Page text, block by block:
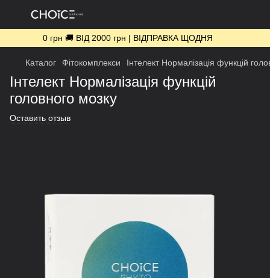
0 грн 🚚 ВІД 2000 грн | ВІДПРАВКА ЩОДНЯ
Каталог Фітокомплекси Інтелект Нормалізація функцій
Інтелект Нормалізація функцій
головного мозку
Оставить отзыв